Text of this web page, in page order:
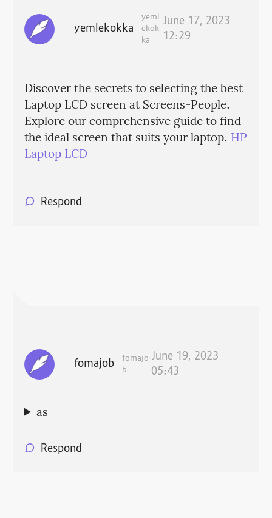
yemlekokka
yeml
ekok
ka
June 17, 2023
12:29
Discover the secrets to selecting the best
Laptop LCD screen at Screens-People.
Explore our comprehensive guide to find
the ideal screen that suits your laptop. HP
Laptop LCD
Respond
fomajob
fomajo
b
June 19, 2023
05:43
as
Respond